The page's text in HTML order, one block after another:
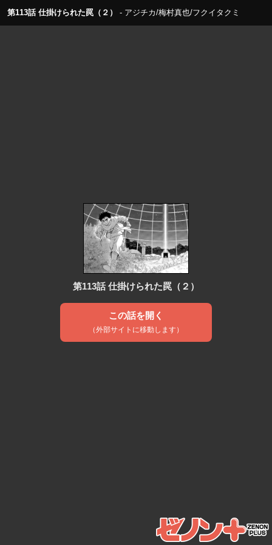
第113話 仕掛けられた罠（２） アジチカ/梅村真也/フクイタクミ
第113話 仕掛けられた罠（２）
この話を開く
（外部サイトに移動します）